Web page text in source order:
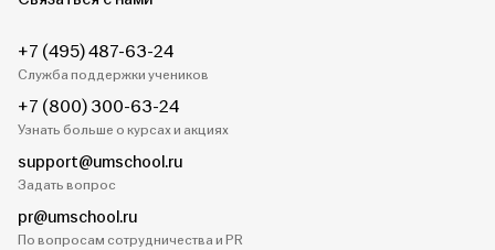
+7 (495) 487-63-24
Служба поддержки учеников
+7 (800) 300-63-24
Узнать больше о курсах и акциях
support@umschool.ru
Задать вопрос
pr@umschool.ru
По вопросам сотрудничества и PR